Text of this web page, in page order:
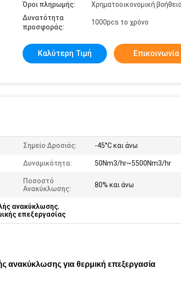
Όροι πληρωμής:
Χρηματοοικονομική
Δυνατότητα
προσφοράς:
1000pcs το χρόνο
Καλύτερη Τιμή Επικοινωνία
Σημείο Δροσιάς: -45°C και άνω
Δυναμικότητα: 50Nm3/hr~5500Nm3/hr
Ποσοστό
Ανακύκλωσης:
80% και άνω
ανακύκλωσης,
επεξεργασίας
ανακύκλωσης για θερμική επεξεργασία